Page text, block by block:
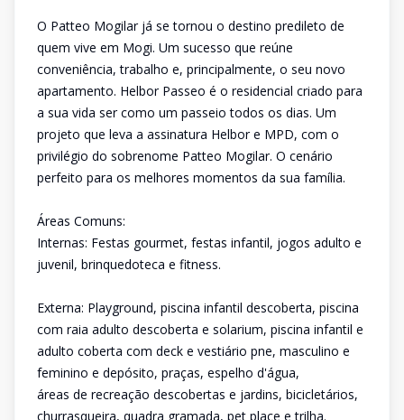
O Patteo Mogilar já se tornou o destino predileto de
quem vive em Mogi. Um sucesso que reúne
conveniência, trabalho e, principalmente, o seu novo
apartamento. Helbor Passeo é o residencial criado para
a sua vida ser como um passeio todos os dias. Um
projeto que leva a assinatura Helbor e MPD, com o
privilégio do sobrenome Patteo Mogilar. O cenário
perfeito para os melhores momentos da sua família.
Áreas Comuns:
Internas: Festas gourmet, festas infantil, jogos adulto e
juvenil, brinquedoteca e fitness.
Externa: Playground, piscina infantil descoberta, piscina
com raia adulto descoberta e solarium, piscina infantil e
adulto coberta com deck e vestiário pne, masculino e
feminino e depósito, praças, espelho d'água,
áreas de recreação descobertas e jardins, bicicletários,
churrasqueira, quadra gramada, pet place e trilha.